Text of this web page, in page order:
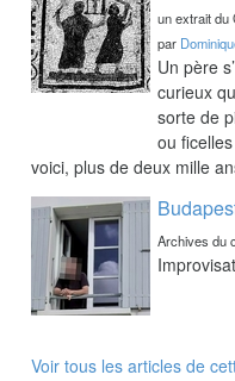
un extrait du
par
Un père
curieux
sorte de
ou
voici, plus de deux mille
Archives du
Voir tous les articles de